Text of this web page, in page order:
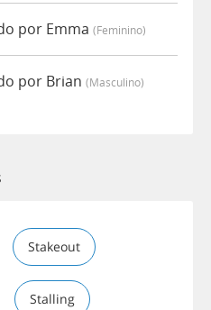
por Emma (feminino)
por Brian (masculino)
Stakeout
Stalling